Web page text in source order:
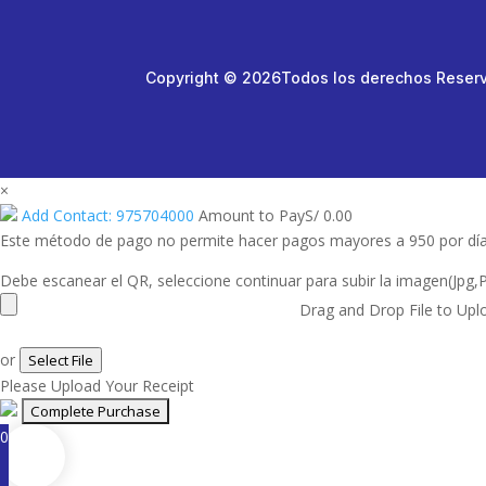
Copyright © 2026Todos los derechos
×
Add Contact: 975704000 Amount to PayS/ 0.00
Este método de pago no permite hacer pagos mayores a 950 por día
Debe escanear el QR, seleccione continuar para subir la
Drag and Drop File to
or Select File
Please Upload Your Receipt
0